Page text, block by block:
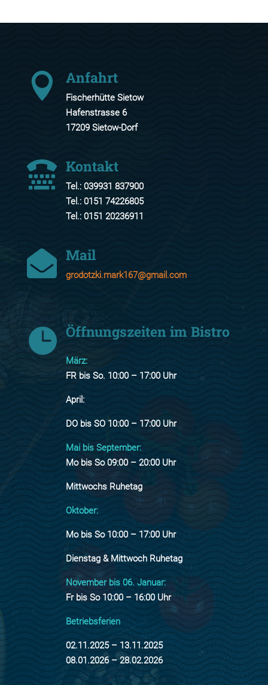
 Anfahrt
Fischerhütte Sietow
Hafenstrasse 6
17209 Sietow-Dorf
 Kontakt
Tel.: 039931 837900
Tel.: 0151 74226805
Tel.: 0151 20236911
 Mail
grodotzki.mark167@gmail.com
 Öffnungszeiten im Bistro
März:
FR bis So. 10:00 – 17:00 Uhr
April:
DO bis SO 10:00 – 17:00 Uhr
Mai bis September:
Mo bis So 09:00 – 20:00 Uhr
Mittwochs Ruhetag
Oktober:
Mo bis So 10:00 – 17:00 Uhr
Dienstag & Mittwoch Ruhetag
November bis 06. Januar:
Fr bis So 10:00 – 16:00 Uhr
Betriebsferien
02.11.2025 – 13.11.2025
08.01.2026 – 28.02.2026